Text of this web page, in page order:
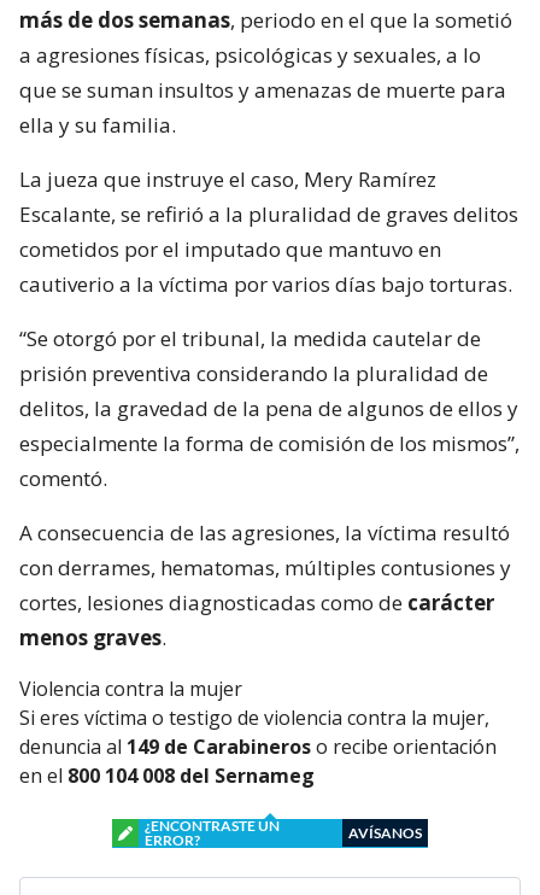
más de dos semanas, periodo en el que la sometió
a agresiones físicas, psicológicas y sexuales, a lo
que se suman insultos y amenazas de muerte para
ella y su familia.
La jueza que instruye el caso, Mery Ramírez
Escalante, se refirió a la pluralidad de graves delitos
cometidos por el imputado que mantuvo en
cautiverio a la víctima por varios días bajo torturas.
“Se otorgó por el tribunal, la medida cautelar de
prisión preventiva considerando la pluralidad de
delitos, la gravedad de la pena de algunos de ellos y
especialmente la forma de comisión de los mismos”,
comentó.
A consecuencia de las agresiones, la víctima resultó
con derrames, hematomas, múltiples contusiones y
cortes, lesiones diagnosticadas como de carácter
menos graves.
Violencia contra la mujer
Si eres víctima o testigo de violencia contra la mujer,
denuncia al 149 de Carabineroso recibe orientación
en el 800 104 008 del Sernameg
¿ENCONTRASTE UN
ERROR?
AVÍSANOS